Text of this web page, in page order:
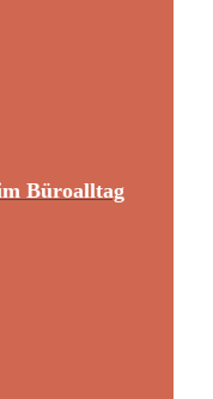
Büroalltag